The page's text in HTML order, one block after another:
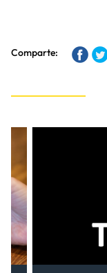
Comparte: